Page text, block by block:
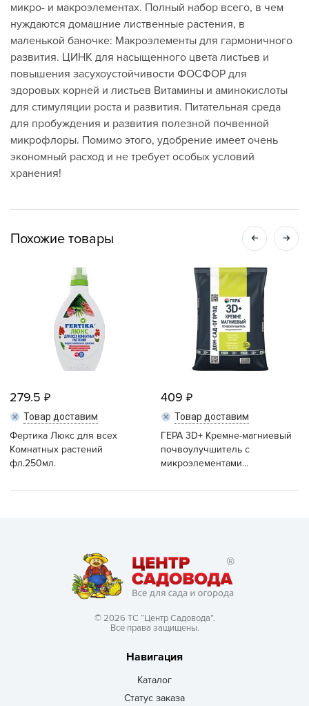
микро- и макроэлементах. Полный набор всего, в чем
нуждаются домашние лиственные растения, в
маленькой баночке: Макроэлементы для гармоничного
развития. ЦИНК для насыщенного цвета листьев и
повышения засухоустойчивости ФОСФОР для
здоровых корней и листьев Витамины и аминокислоты
для стимуляции роста и развития. Питательная среда
для пробуждения и развития полезной почвенной
микрофлоры. Помимо этого, удобрение имеет очень
экономный расход и не требует особых условий
хранения!
Похожие товары
279.5
Товар доставим
Фертика Люкс для всех
Комнатных растений
фл.250мл.
409
Товар доставим
ГЕРА 3D+ Кремне-магниевый
почвоулучшитель с
микроэлементами...
© 2026 ТС “Центр Садовода”.
Все права защищены.
Навигация
Каталог
Статус заказа